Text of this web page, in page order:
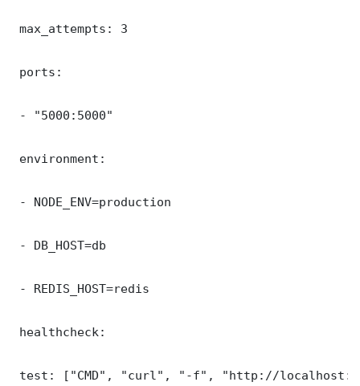
max_attempts: 3
ports:
- "5000:5000"
environment:
- NODE_ENV=production
- DB_HOST=db
- REDIS_HOST=redis
healthcheck:
test: ["CMD", "curl", "-f", "http://